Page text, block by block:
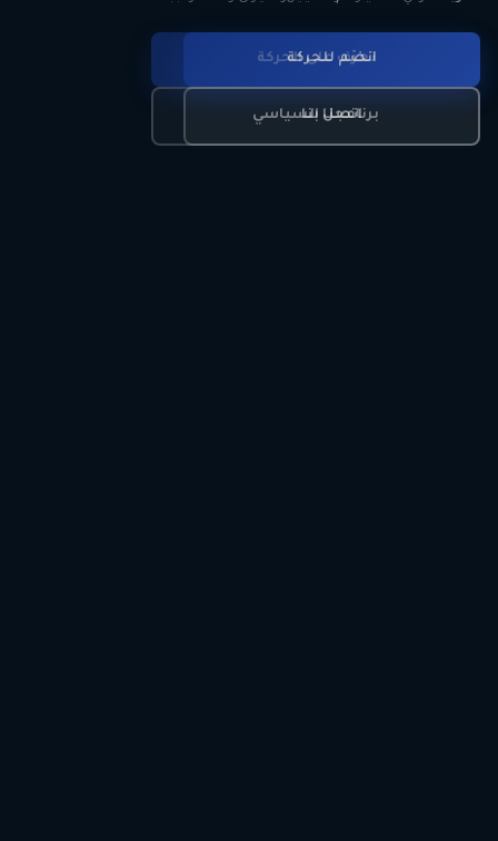
تعرّف على الحركة
برنامجنا السياسي
انضم للحركة
اتصل بنا